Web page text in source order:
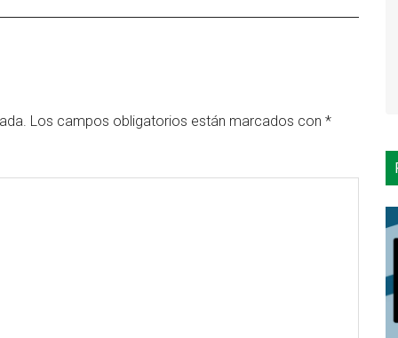
Los campos obligatorios están marcados con *